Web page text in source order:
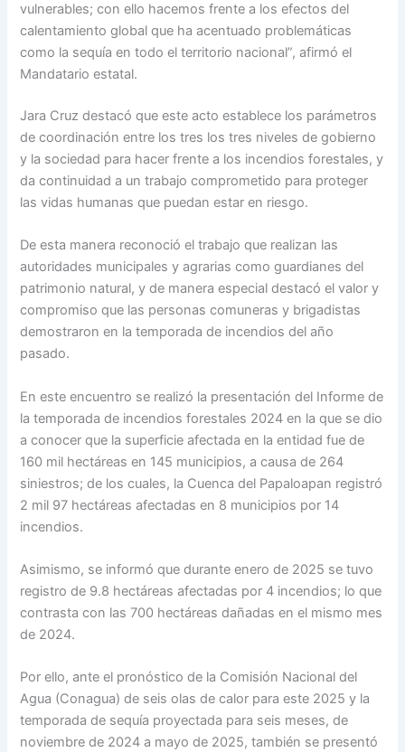
vulnerables; con ello hacemos frente a los efectos del
calentamiento global que ha acentuado problemáticas
como la sequía en todo el territorio nacional”, afirmó el
Mandatario estatal.
Jara Cruz destacó que este acto establece los parámetros
de coordinación entre los tres los tres niveles de gobierno
y la sociedad para hacer frente a los incendios forestales, y
da continuidad a un trabajo comprometido para proteger
las vidas humanas que puedan estar en riesgo.
De esta manera reconoció el trabajo que realizan las
autoridades municipales y agrarias como guardianes del
patrimonio natural, y de manera especial destacó el valor y
compromiso que las personas comuneras y brigadistas
demostraron en la temporada de incendios del año
pasado.
En este encuentro se realizó la presentación del Informe de
la temporada de incendios forestales 2024 en la que se dio
a conocer que la superficie afectada en la entidad fue de
160 mil hectáreas en 145 municipios, a causa de 264
siniestros; de los cuales, la Cuenca del Papaloapan registró
2 mil 97 hectáreas afectadas en 8 municipios por 14
incendios.
Asimismo, se informó que durante enero de 2025 se tuvo
registro de 9.8 hectáreas afectadas por 4 incendios; lo que
contrasta con las 700 hectáreas dañadas en el mismo mes
de 2024.
Por ello, ante el pronóstico de la Comisión Nacional del
Agua (Conagua) de seis olas de calor para este 2025 y la
temporada de sequía proyectada para seis meses, de
noviembre de 2024 a mayo de 2025, también se presentó